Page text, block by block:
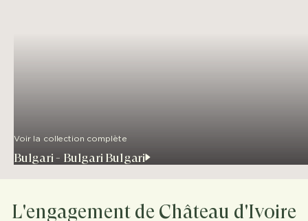
Voir la collection complète
Bulgari - Bulgari Bulgari
L'engagement de Château d'Ivoire